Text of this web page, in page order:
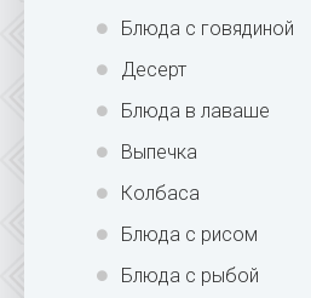
Блюда с говядиной
Десерт
Блюда в лаваше
Выпечка
Колбаса
Блюда с рисом
Блюда с рыбой